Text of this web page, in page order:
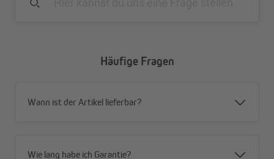
Häufige Fragen
Wann ist der Artikel lieferbar?
Wie lang habe ich Garantie?